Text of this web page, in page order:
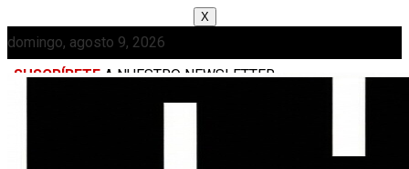
X
domingo, agosto 9, 2026
SUSCRÍBETE A NUESTRO NEWSLETTER